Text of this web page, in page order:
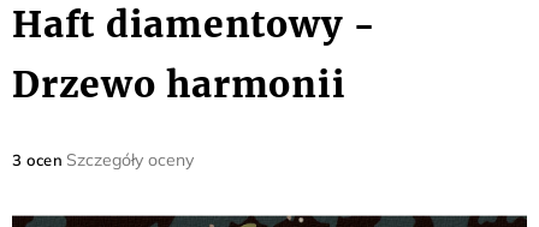
Haft diamentowy -
Drzewo harmonii
Średnia
wynosi
3 ocen Szczegóły oceny